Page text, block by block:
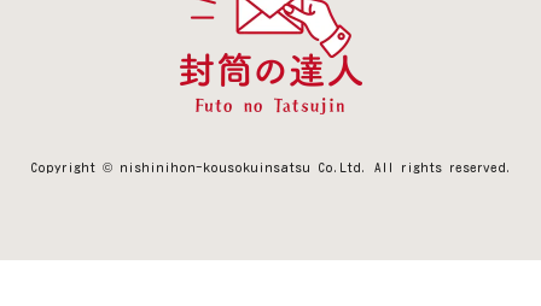
Copyright © nishinihon-kousokuinsatsu Co.Ltd. All rights reserved.